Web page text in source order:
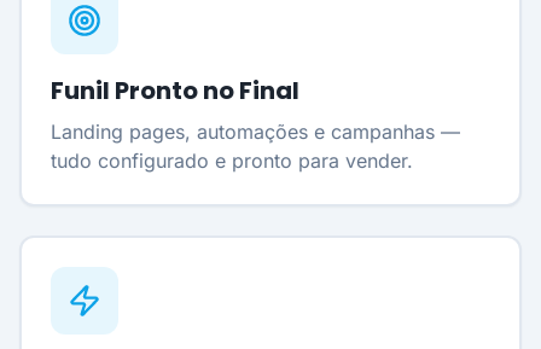
Funil Pronto no Final
Landing pages, automações e campanhas —
tudo configurado e pronto para vender.